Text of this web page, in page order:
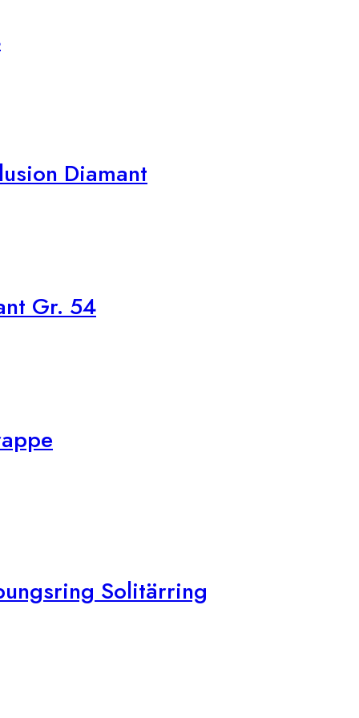
Diamant
Gr. 54
Solitärring